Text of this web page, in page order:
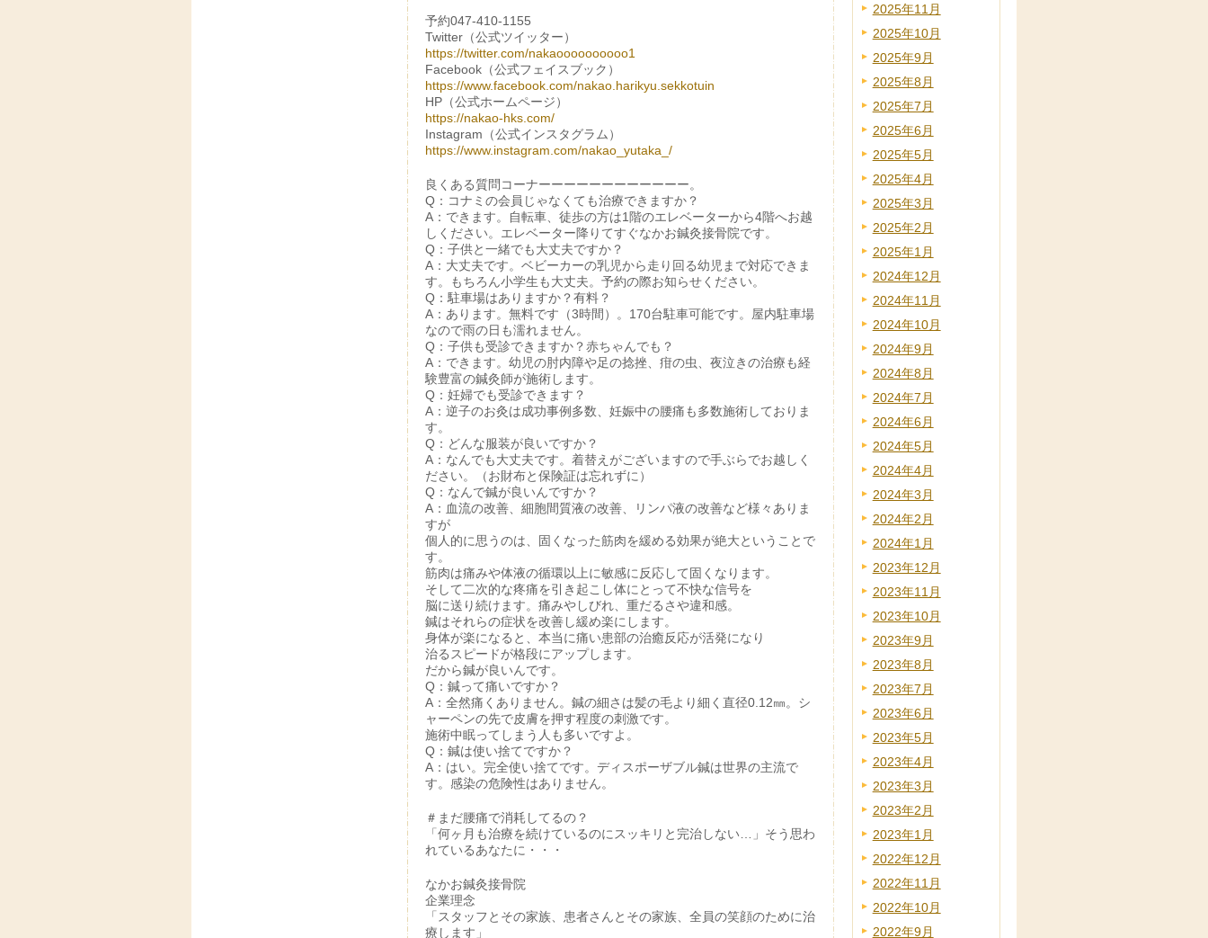
予約047-410-1155
Twitter（公式ツイッター）
https://twitter.com/nakaoooooooooo1
Facebook（公式フェイスブック）
https://www.facebook.com/nakao.harikyu.sekkotuin
HP（公式ホームページ）
https://nakao-hks.com/
Instagram（公式インスタグラム）
https://www.instagram.com/nakao_yutaka_/
良くある質問コーナーーーーーーーーーーーー。
Q：コナミの会員じゃなくても治療できますか？
A：できます。自転車、徒歩の方は1階のエレベーターから4階へお越
しください。エレベーター降りてすぐなかお鍼灸接骨院です。
Q：子供と一緒でも大丈夫ですか？
A：大丈夫です。ベビーカーの乳児から走り回る幼児まで対応できま
す。もちろん小学生も大丈夫。予約の際お知らせください。
Q：駐車場はありますか？有料？
A：あります。無料です（3時間）。170台駐車可能です。屋内駐車場
なので雨の日も濡れません。
Q：子供も受診できますか？赤ちゃんでも？
A：できます。幼児の肘内障や足の捻挫、疳の虫、夜泣きの治療も経
験豊富の鍼灸師が施術します。
Q：妊婦でも受診できます？
A：逆子のお灸は成功事例多数、妊娠中の腰痛も多数施術しておりま
す。
Q：どんな服装が良いですか？
A：なんでも大丈夫です。着替えがございますので手ぶらでお越しく
ださい。（お財布と保険証は忘れずに）
Q：なんで鍼が良いんですか？
A：血流の改善、細胞間質液の改善、リンパ液の改善など様々ありま
すが
個人的に思うのは、固くなった筋肉を緩める効果が絶大ということで
す。
筋肉は痛みや体液の循環以上に敏感に反応して固くなります。
そして二次的な疼痛を引き起こし体にとって不快な信号を
脳に送り続けます。痛みやしびれ、重だるさや違和感。
鍼はそれらの症状を改善し緩め楽にします。
身体が楽になると、本当に痛い患部の治癒反応が活発になり
治るスピードが格段にアップします。
だから鍼が良いんです。
Q：鍼って痛いですか？
A：全然痛くありません。鍼の細さは髪の毛より細く直径0.12㎜。シ
ャーペンの先で皮膚を押す程度の刺激です。
施術中眠ってしまう人も多いですよ。
Q：鍼は使い捨てですか？
A：はい。完全使い捨てです。ディスポーザブル鍼は世界の主流で
す。感染の危険性はありません。
＃まだ腰痛で消耗してるの？
「何ヶ月も治療を続けているのにスッキリと完治しない…」そう思わ
れているあなたに・・・
なかお鍼灸接骨院
企業理念
「スタッフとその家族、患者さんとその家族、全員の笑顔のために治
療します」
2025年11月
2025年10月
2025年9月
2025年8月
2025年7月
2025年6月
2025年5月
2025年4月
2025年3月
2025年2月
2025年1月
2024年12月
2024年11月
2024年10月
2024年9月
2024年8月
2024年7月
2024年6月
2024年5月
2024年4月
2024年3月
2024年2月
2024年1月
2023年12月
2023年11月
2023年10月
2023年9月
2023年8月
2023年7月
2023年6月
2023年5月
2023年4月
2023年3月
2023年2月
2023年1月
2022年12月
2022年11月
2022年10月
2022年9月